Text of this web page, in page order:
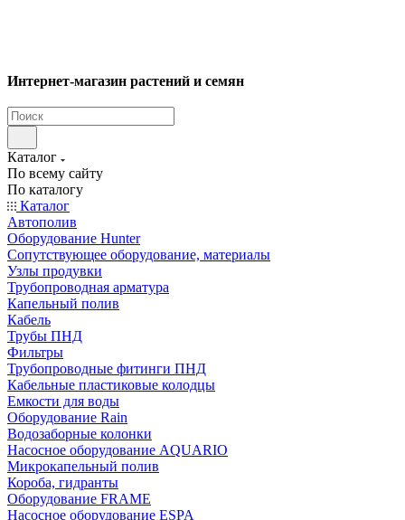
Интернет-магазин растений и семян
Каталог
По всему сайту
По каталогу
Каталог
Автополив
Оборудование Hunter
Сопутствующее оборудование, материалы
Узлы продувки
Трубопроводная арматура
Капельный полив
Кабель
Трубы ПНД
Фильтры
Трубопроводные фитинги ПНД
Кабельные пластиковые колодцы
Емкости для воды
Оборудование Rain
Водозаборные колонки
Насосное оборудование AQUARIO
Микрокапельный полив
Короба, гидранты
Оборудование FRAME
Насосное оборудование ESPA